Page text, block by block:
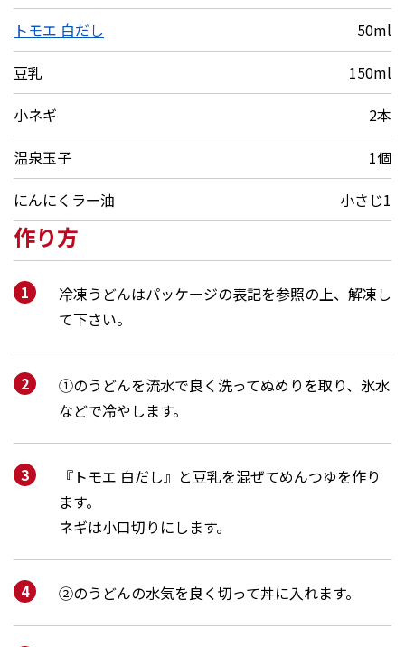
トモエ 白だし
50ml
豆乳
150ml
小ネギ
2本
温泉玉子
1個
にんにくラー油
小さじ1
作り方
冷凍うどんはパッケージの表記を参照の上、解凍し
て下さい。
①のうどんを流水で良く洗ってぬめりを取り、氷水
などで冷やします。
『トモエ 白だし』と豆乳を混ぜてめんつゆを作り
ます。
ネギは小口切りにします。
②のうどんの水気を良く切って丼に入れます。